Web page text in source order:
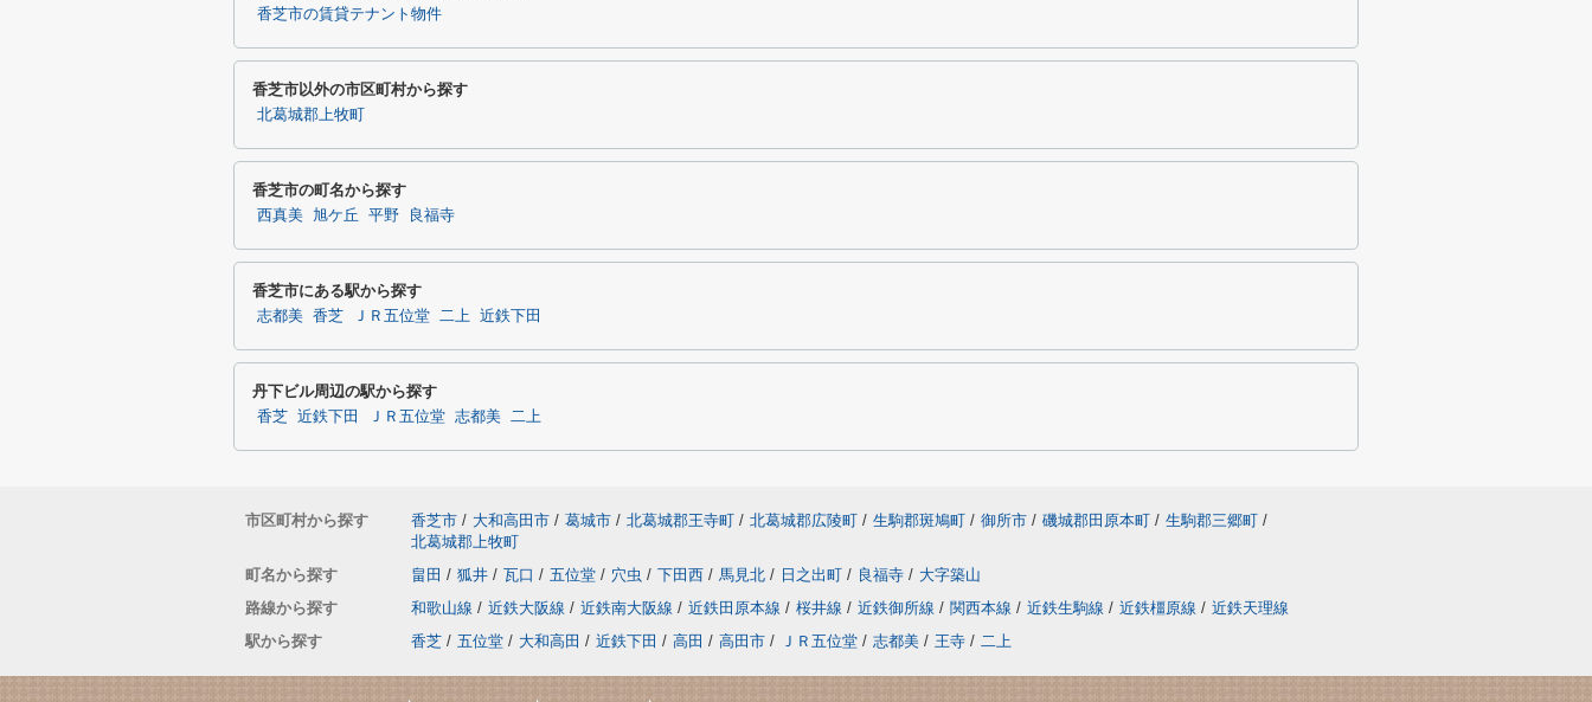
香芝市の賃貸テナント物件
香芝市以外の市区町村から探す
北葛城郡上牧町
香芝市の町名から探す
西真美 旭ケ丘 平野 良福寺
香芝市にある駅から探す
志都美 香芝 ＪＲ五位堂 二上 近鉄下田
丹下ビル周辺の駅から探す
香芝 近鉄下田 ＪＲ五位堂 志都美 二上
市区町村から探す 香芝市 / 大和高田市 / 葛城市 / 北葛城郡王寺町 / 北葛城郡広陵町 / 生駒郡斑鳩町 / 御所市 / 磯城郡田原本町 / 生駒郡三郷町 /
北葛城郡上牧町
町名から探す
畠田 / 狐井 / 瓦口 / 五位堂 / 穴虫 / 下田西 / 馬見北 / 日之出町 / 良福寺 / 大字築山
路線から探す
和歌山線 / 近鉄大阪線 / 近鉄南大阪線 / 近鉄田原本線 / 桜井線 / 近鉄御所線 / 関西本線 / 近鉄生駒線 / 近鉄橿原線 / 近鉄天理線
駅から探す
香芝 / 五位堂 / 大和高田 / 近鉄下田 / 高田 / 高田市 / ＪＲ五位堂 / 志都美 / 王寺 / 二上